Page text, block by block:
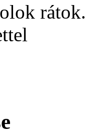
rátok.